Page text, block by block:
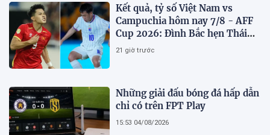
Kết quả, tỷ số Việt Nam vs
Campuchia hôm nay 7/8 - AFF
Cup 2026: Đình Bắc hẹn Thái
Lan ở chung kết?
21 giờ trước
Những giải đấu bóng đá hấp dẫn
chỉ có trên FPT Play
15:53 04/08/2026